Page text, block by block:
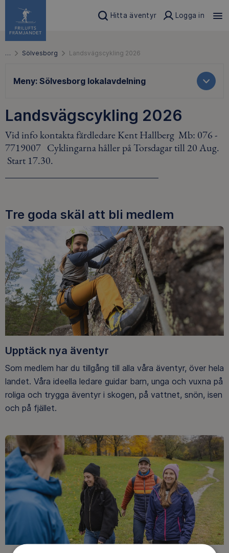
Hitta äventyr Logga in
… Sölvesborg Landsvägscykling 2026
Meny: Sölvesborg lokalavdelning
Landsvägscykling 2026
Vid info kontakta färdledare Kent Hallberg Mb: 076 -
7719007 Cyklingarna håller på Torsdagar till 20 Aug.
Start 17.30.
Tre goda skäl att bli medlem
Upptäck nya äventyr
Som medlem har du tillgång till alla våra äventyr, över hela
landet. Våra ideella ledare guidar barn, unga och vuxna på
roliga och trygga äventyr i skogen, på vattnet, snön, isen
och på fjället.